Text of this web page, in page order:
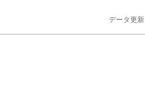
データ更新